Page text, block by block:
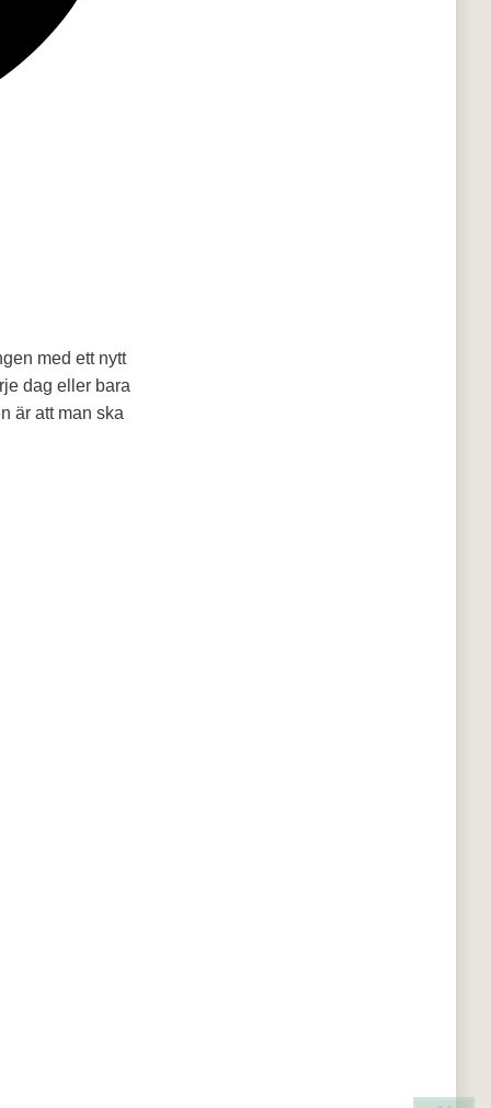
med ett nytt
dag eller bara
är att man ska